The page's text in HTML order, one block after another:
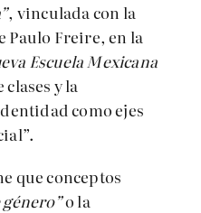
, vinculada con la
Paulo Freire, en la
Escuela Mexicana
y la
como ejes
que conceptos
o la